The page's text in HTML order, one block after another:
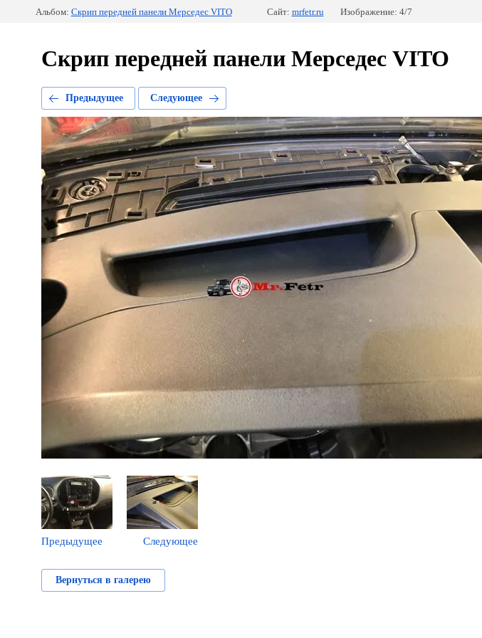
Альбом: Скрип передней панели Мерседес VITO Сайт: mrfetr.ru Изображение: 4/7
Скрип передней панели Мерседес VITO
Предыдущее Следующее
Предыдущее Следующее
Вернуться в галерею